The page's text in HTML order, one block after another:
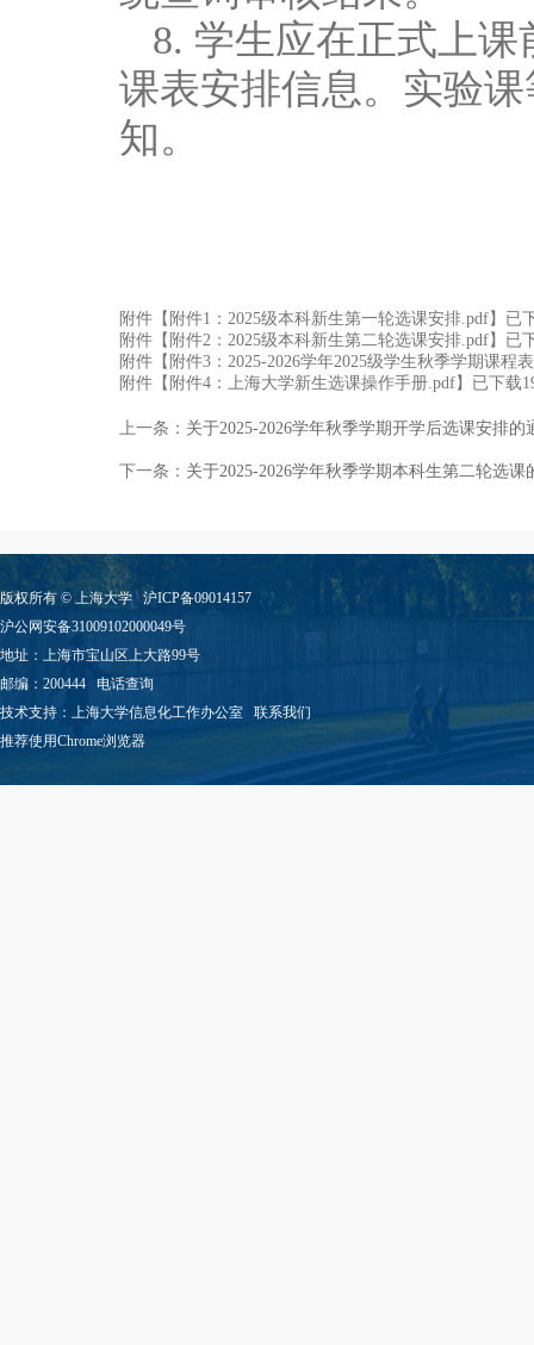
8. 学生应在正式上
课表安排信息。实验
知。
附件【 附件1：2025级本科新生第一轮选课安排.pdf 】已
附件【 附件2：2025级本科新生第二轮选课安排.pdf 】已
附件【 附件3：2025-2026学年2025级学生秋季学期课程
附件【 附件4：上海大学新生选课操作手册.pdf 】已下载
上一条： 关于2025-2026学年秋季学期开学后选课安排的
下一条： 关于2025-2026学年秋季学期本科生第二轮选课
版权所有 ©上海大学
沪ICP备09014157
沪公网安备31009102000049号
地址：上海市宝山区上大路99号
邮编：200444 电话查询
技术支持： 上海大学信息化工作办公室 联系我们
推荐使用Chrome浏览器